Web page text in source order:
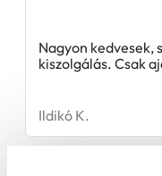
Nagyon kedvesek,
kiszolgálás. Csak
Ildikó K.